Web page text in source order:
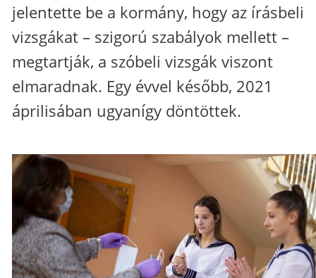
jelentette be a kormány, hogy az írásbeli
vizsgákat – szigorú szabályok mellett –
megtartják, a szóbeli vizsgák viszont
elmaradnak. Egy évvel később, 2021
áprilisában ugyanígy döntöttek.